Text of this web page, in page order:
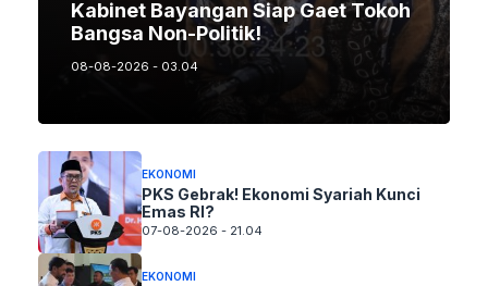
Kabinet Bayangan Siap Gaet Tokoh
Bangsa Non-Politik!
08-08-2026 - 03.04
EKONOMI
PKS Gebrak! Ekonomi Syariah Kunci
Emas RI?
07-08-2026 - 21.04
EKONOMI